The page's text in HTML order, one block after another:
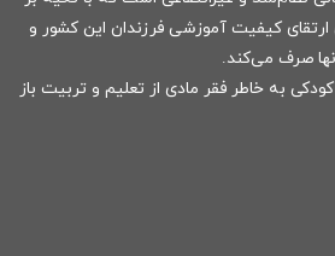
ارتقای کیفیت آموزشی فرزندان این کشور و
صرف می‌کند.
به خاطر فقر مادی از تعلیم و تربیت باز